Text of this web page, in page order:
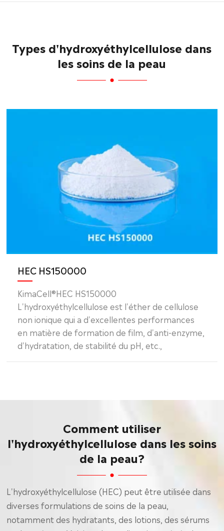
Types d'hydroxyéthylcellulose dans
les soins de la peau
HEC HS150000
KimaCell®HEC HS150000
L'hydroxyéthylcellulose est l'éther de cellulose
non ionique qui a d'excellentes performances
en matière de formation de film, d'anti-enzyme,
d'hydratation, de stabilité du pH, etc.,
Comment utiliser
l'hydroxyéthylcellulose dans les soins
de la peau?
L'hydroxyéthylcellulose (HEC) peut être utilisée dans
diverses formulations de soins de la peau,
notamment des hydratants, des lotions, des sérums